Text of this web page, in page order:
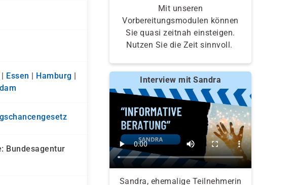
| Essen | Hamburg |
Bundesagentur
Mit unseren
Vorbereitungsmodulen können
Sie quasi zeitnah einsteigen.
Nutzen Sie die Zeit sinnvoll.
Interview mit Sandra
Sandra, ehemalige Teilnehmerin